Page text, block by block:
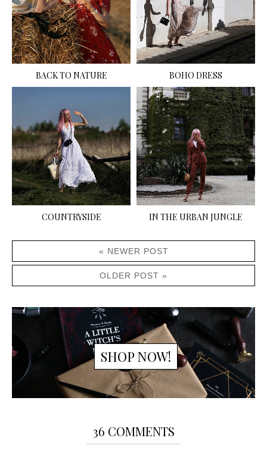
BACK TO NATURE BOHO DRESS
COUNTRYSIDE IN THE URBAN JUNGLE
« NEWER POST
OLDER POST »
SHOP NOW!
36 COMMENTS